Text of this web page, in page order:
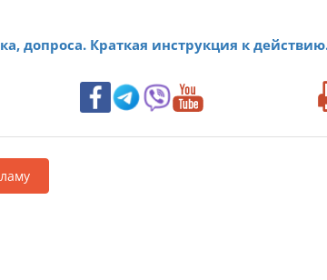
допроса. Краткая инструкция к